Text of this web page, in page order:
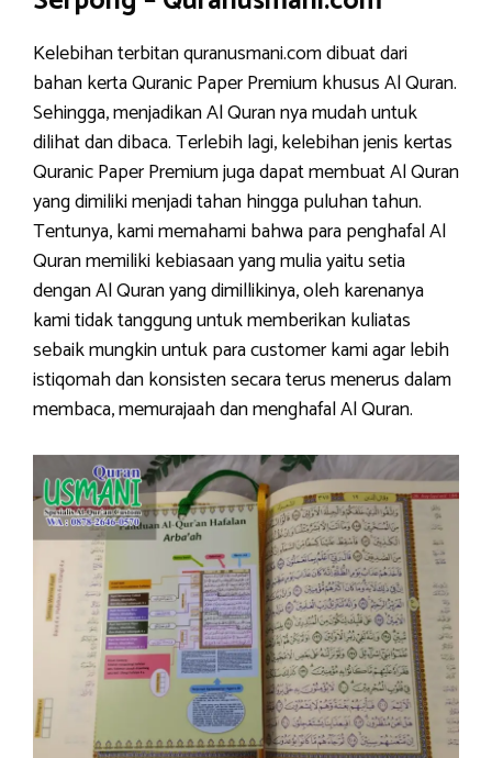
Kelebihan terbitan quranusmani.com dibuat dari
bahan kerta Quranic Paper Premium khusus Al Quran.
Sehingga, menjadikan Al Quran nya mudah untuk
dilihat dan dibaca. Terlebih lagi, kelebihan jenis kertas
Quranic Paper Premium juga dapat membuat Al Quran
yang dimiliki menjadi tahan hingga puluhan tahun.
Tentunya, kami memahami bahwa para penghafal Al
Quran memiliki kebiasaan yang mulia yaitu setia
dengan Al Quran yang dimillikinya, oleh karenanya
kami tidak tanggung untuk memberikan kuliatas
sebaik mungkin untuk para customer kami agar lebih
istiqomah dan konsisten secara terus menerus dalam
membaca, memurajaah dan menghafal Al Quran.